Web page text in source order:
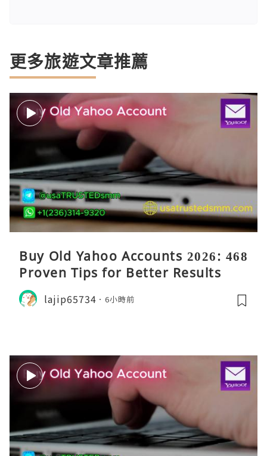
更多旅遊文章推薦
Buy Old Yahoo Accounts 2026: 468
Proven Tips for Better Results
lajip65734 6小時前